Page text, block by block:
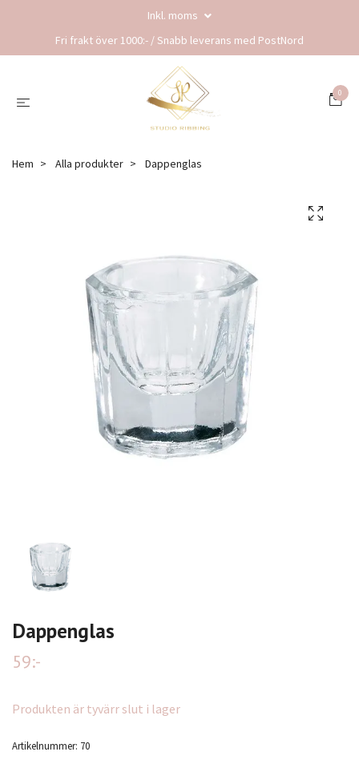
Inkl. moms
Fri frakt över 1000:- / Snabb leverans med PostNord
0
Hem Alla produkter Dappenglas
Dappenglas
59:-
Produkten är tyvärr slut i lager
Artikelnummer: 70